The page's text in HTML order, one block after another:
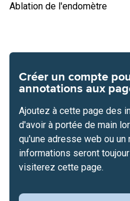
Ablation de l'endomètre
Créer un compte
annotations aux
Ajoutez à cette page des
d'avoir à portée de main
qu'une adresse web ou un
informations seront
visiterez cette page.